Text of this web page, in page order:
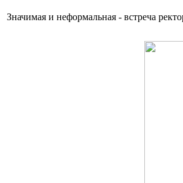
Значимая и неформальная - встреча